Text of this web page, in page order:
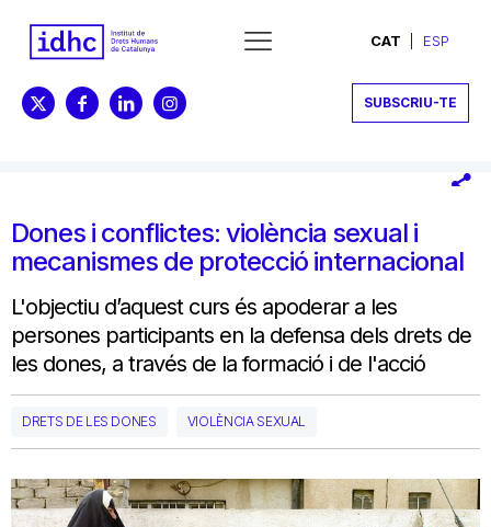
CAT ESP
SUBSCRIU-TE
Dones i conflictes: violència sexual i
mecanismes de protecció internacional
L'objectiu d’aquest curs és apoderar a les
persones participants en la defensa dels drets de
les dones, a través de la formació i de l'acció
DRETS DE LES DONES VIOLÈNCIA SEXUAL